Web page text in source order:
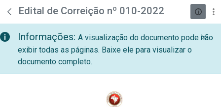
Pular para o Conteúdo principal
teste descricao
Edital de Correição nº 010-2022
Informações: A visualização do documento pode não
exibir todas as páginas. Baixe ele para visualizar o
documento completo.